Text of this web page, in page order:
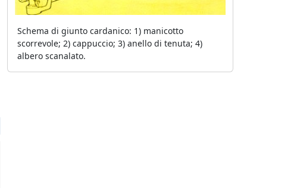
Schema di giunto cardanico: 1) manicotto
scorrevole; 2) cappuccio; 3) anello di tenuta; 4)
albero scanalato.